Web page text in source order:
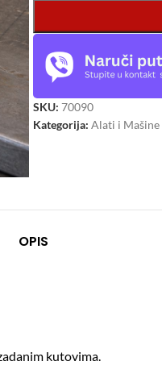
SKU: 70090
Kategorija: Alati i Mašine
OPIS
kutovima.